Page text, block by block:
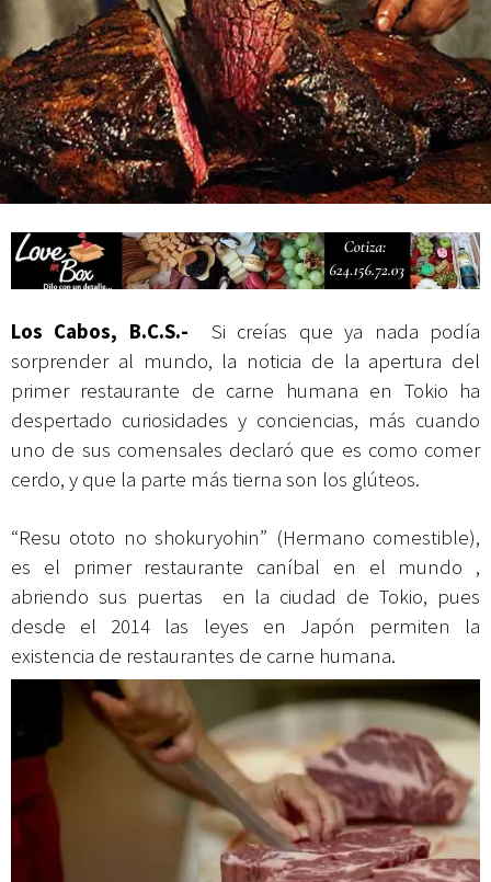
Campesina
Los Cabos, B.C.S.- Si creías que ya nada podía
sorprender al mundo, la noticia de la apertura del
primer restaurante de carne humana en Tokio ha
despertado curiosidades y conciencias, más cuando
uno de sus comensales declaró que es como comer
cerdo, y que la parte más tierna son los glúteos.
“Resu ototo no shokuryohin” (Hermano comestible),
es el primer restaurante caníbal en el mundo ,
abriendo sus puertas en la ciudad de Tokio, pues
desde el 2014 las leyes en Japón permiten la
existencia de restaurantes de carne humana.